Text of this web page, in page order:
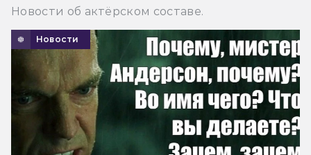
Новости об актёрском составе.
Новости